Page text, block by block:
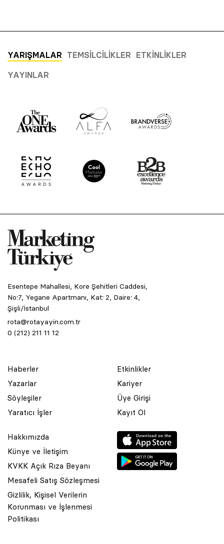
YARIŞMALAR TEMSILCILIKLER ETKINLIKLER
YAYINLAR
Esentepe Mahallesi, Kore Şehitleri Caddesi,
No:7, Yegane Apartmanı, Kat: 2, Daire: 4,
Şişli/İstanbul
rota@rotayayin.com.tr
0 (212) 211 11 12
Haberler
Yazarlar
Söyleşiler
Yaratıcı İşler
Etkinlikler
Kariyer
Üye Girişi
Kayıt Ol
Hakkımızda
Künye ve İletişim
KVKK Açık Rıza Beyanı
Mesafeli Satış Sözleşmesi
Gizlilik, Kişisel Verilerin
Korunması ve İşlenmesi
Politikası
© 2001 Rota Yayın Yapım Tanıtım Tic. Ltd. Şti. Bu Sitede Bulunan